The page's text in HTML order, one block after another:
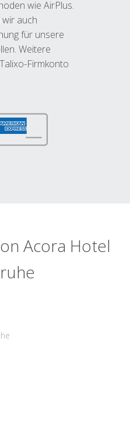
wie AirPlus.
auch
für unsere
Weitere
Firmkonto
Acora Hotel